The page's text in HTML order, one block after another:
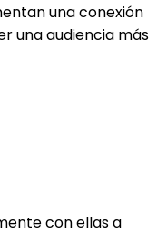
una conexión
una audiencia más
con ellas a